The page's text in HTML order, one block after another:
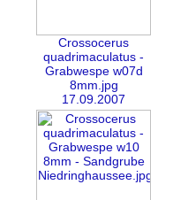
Crossocerus
quadrimaculatus -
Grabwespe w07d
8mm.jpg
17.09.2007